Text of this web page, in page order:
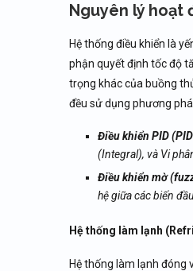
Nguyên lý hoạt
Hệ thống điều khiển là
phận quyết định tốc độ
trọng khác của buồng
đều sử dụng phương
Điều khiển PID
(Integral), và Vi
Điều khiển mờ
hệ giữa các biến
Hệ thống làm lạnh
Hệ thống làm lạnh đóng